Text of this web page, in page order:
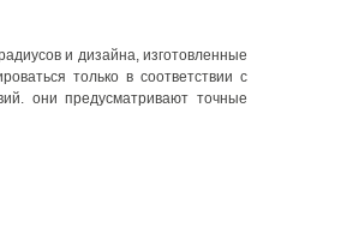
и дизайна, изготовленные
только в соответствии с
они предусматривают точные